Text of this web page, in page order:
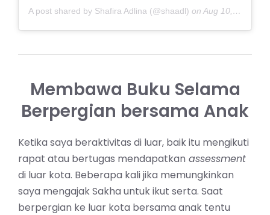
A post shared by Shafira Adlina (@shaadl) onAug 10, 2019 at 2:05am PDT
Membawa Buku Selama
Berpergian bersama Anak
Ketika saya beraktivitas di luar, baik itu mengikuti
rapat atau bertugas mendapatkan assessment
di luar kota. Beberapa kali jika memungkinkan
saya mengajak Sakha untuk ikut serta. Saat
berpergian ke luar kota bersama anak tentu